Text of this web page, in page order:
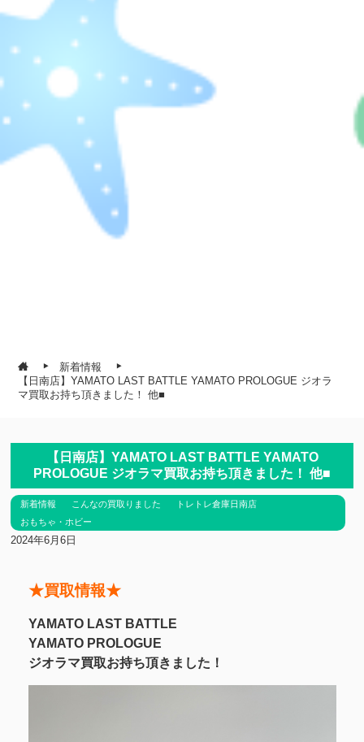
新着情報
【日南店】YAMATO LAST BATTLE YAMATO PROLOGUE ジオラ
マ買取お持ち頂きました！ 他■
【日南店】YAMATO LAST BATTLE YAMATO
PROLOGUE ジオラマ買取お持ち頂きました！ 他■
新着情報 こんなの買取りました
トレトレ倉庫日南店
おもちゃ・ホビー
2024年6月6日
★買取情報★
YAMATO LAST BATTLE
YAMATO PROLOGUE
ジオラマ買取お持ち頂きました！